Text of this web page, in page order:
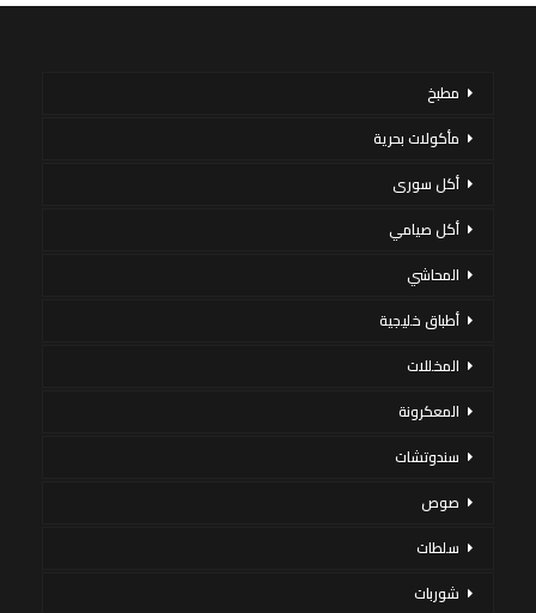
مطبخ
مأكولات بحرية
أكل سورى
أكل صيامي
المحاشي
أطباق خليجية
المخللات
المعكرونة
سندوتشات
صوص
سلطات
شوربات